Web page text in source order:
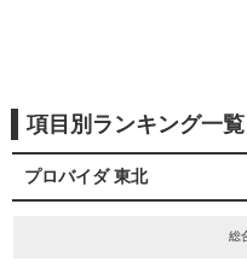
項目別ランキング一覧
プロバイダ 東北
総